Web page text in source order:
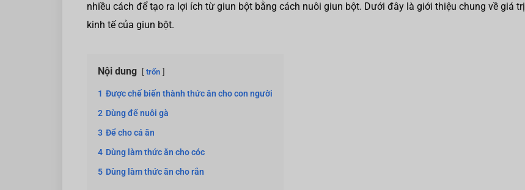
nhiều cách để tạo ra lợi ích từ giun bột bằng cách nuôi giun bột. Dưới đây là giới thiệu chung về giá trị
kinh tế của giun bột.
Nội dung trốn
1 Được chế biến thành thức ăn cho con người
2 Dùng để nuôi gà
3 Để cho cá ăn
4 Dùng làm thức ăn cho cóc
5 Dùng làm thức ăn cho rắn